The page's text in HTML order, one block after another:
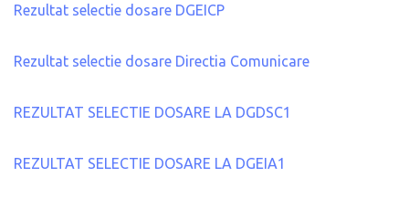
Rezultat selectie dosare DGEICP
Rezultat selectie dosare Directia Comunicare
REZULTAT SELECTIE DOSARE LA DGDSC1
REZULTAT SELECTIE DOSARE LA DGEIA1